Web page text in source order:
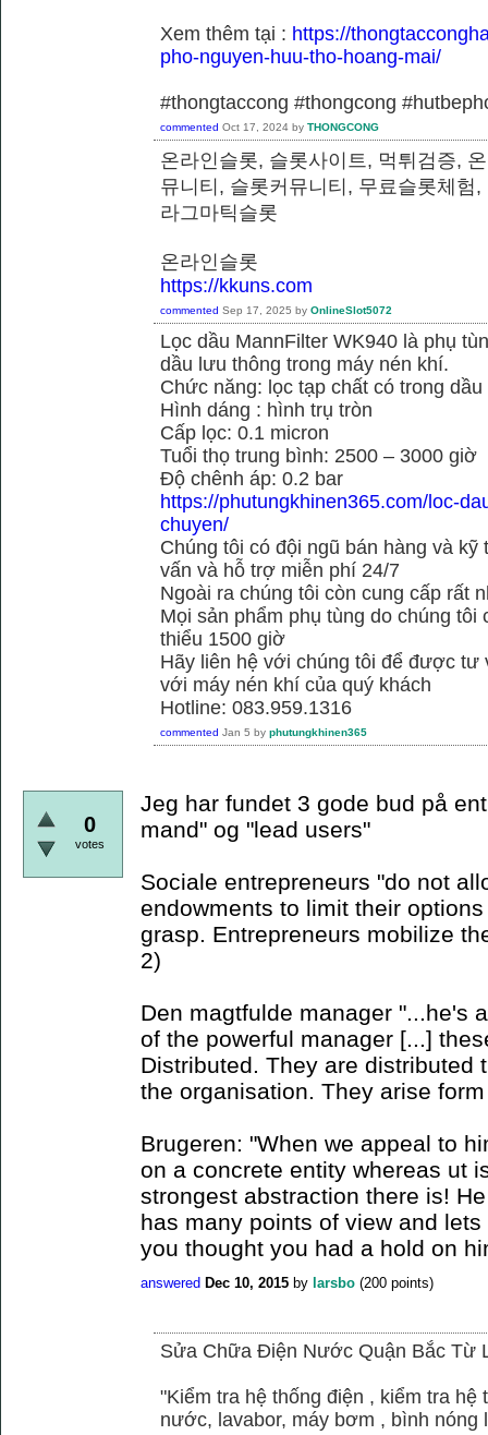
Xem thêm tại : https://
pho-nguyen-huu-tho-hoang-mai/
#thongtaccong #thongcong
commented Oct 17, 2024 by THONGCONG
온라인슬롯, 슬롯사이트, 먹튀검증,
뮤니티, 슬롯커뮤니티, 무료슬롯체험
라그마틱슬롯
온라인슬롯
https://kkuns.com
commented Sep 17, 2025 by OnlineSlot5072
Lọc dầu MannFilter WK940 là phụ
dầu lưu thông trong máy nén khí.
Chức năng: lọc tạp chất có trong dầu
Hình dáng : hình trụ tròn
Cấp lọc: 0.1 micron
Tuổi thọ trung bình: 2500 – 3000 giờ
Độ chênh áp: 0.2 bar
https://phutungkhinen365.com/loc-
chuyen/
Chúng tôi có đội ngũ bán hàng và
vấn và hỗ trợ miễn phí 24/7
Ngoài ra chúng tôi còn cung cấp rất
Mọi sản phẩm phụ tùng do chúng
thiểu 1500 giờ
Hãy liên hệ với chúng tôi để được tư
với máy nén khí của quý khách
Hotline: 083.959.1316
commented Jan 5 by phutungkhinen365
0
votes
Jeg har fundet 3 gode bud på
mand" og "lead users"
Sociale entrepreneurs "do not
endowments to limit their
grasp. Entrepreneurs mobilize
2)
Den magtfulde manager "...he's
of the powerful manager [...]
Distributed. They are distributed
the organisation. They arise
Brugeren: "When we appeal to
on a concrete entity whereas ut
strongest abstraction there is!
has many points of view and
you thought you had a hold on
answered Dec 10, 2015 by larsbo (200 points)
Sửa Chữa Điện Nước Quận Bắc Từ
"Kiểm tra hệ thống điện , kiểm tra
nước, lavabor, máy bơm , bình nóng